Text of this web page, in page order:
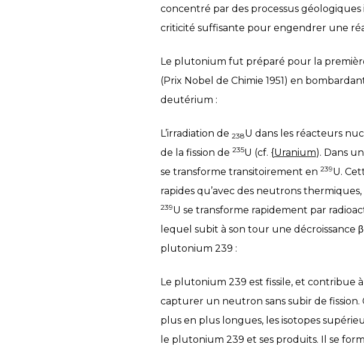
concentré par des processus
criticité suffisante pour engendrer une
Le plutonium fut préparé pour la
(Prix Nobel de Chimie 1951) en
deutérium :
L’irradiation de 238U dans les réacteurs
de la fission de 235U (cf. {Uranium). Dans
se transforme transitoirement en 239U.
rapides qu’avec des neutrons
239U se transforme rapidement par
lequel subit à son tour une décroissance
plutonium 239 :
Le plutonium 239 est fissile, et contribue
capturer un neutron sans subir de
plus en plus longues, les isotopes
le plutonium 239 et ses produits. Il se